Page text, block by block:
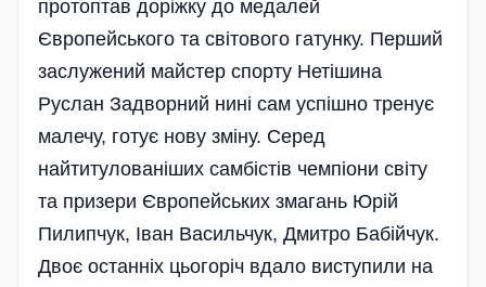
протоптав доріжку до медалей
Європейського та світового гатунку­. Перший
заслужений майстер спор­ту Нетішина
Руслан Задворний нині сам успішно тренує
малечу, готує нову зміну. Серед
найтитулованіших самбістів чемпіони світу
та призери Європейських змагань Юрій
Пилипчук, Іван Васильчук, Дмитро Бабійчук.
Двоє останніх цьогоріч вдало виступили на